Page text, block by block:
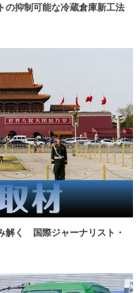
の抑制可能な冷蔵倉庫新工法
解く 国際ジャーナリスト・